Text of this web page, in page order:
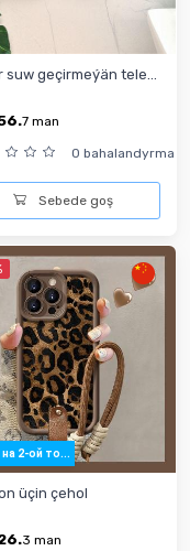
suw geçirmeýän tele...
7 man
0 bahalandyrma
Sebede goş
на 2-ой то...
üçin çehol
3 man